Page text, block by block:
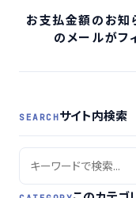
お支払金額のお知
のメールがフ
SEARCHサイト内検索